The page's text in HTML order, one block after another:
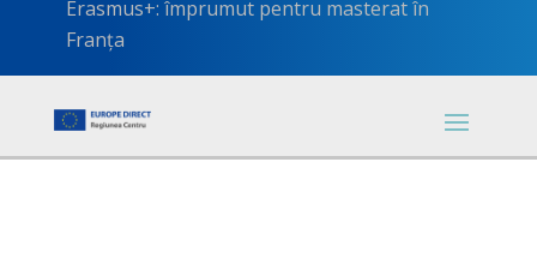
Erasmus+: împrumut pentru masterat în
Franța